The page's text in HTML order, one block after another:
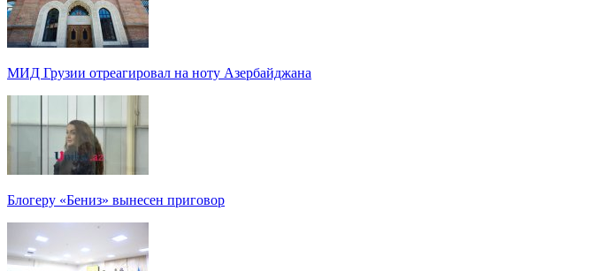
МИД Грузии отреагировал на ноту Азербайджана
Блогеру «Бениз» вынесен приговор